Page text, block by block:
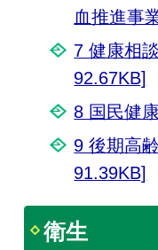
血推進事
7 健康相
92.67KB]
8 国民健
9 後期高
91.39KB]
衛生